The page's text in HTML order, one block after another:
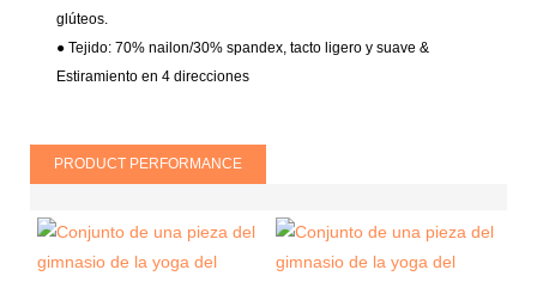
glúteos.
● Tejido: 70% nailon/30% spandex, tacto ligero y suave &
Estiramiento en 4 direcciones
PRODUCT PERFORMANCE